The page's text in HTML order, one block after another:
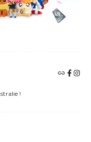
!